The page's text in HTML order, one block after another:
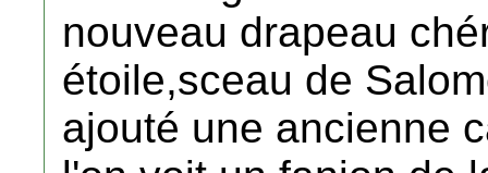
nouveau drapeau
étoile,sceau de
ajouté une ancienne